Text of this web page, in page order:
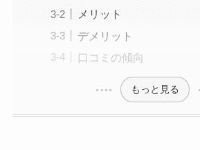
メリット
デメリット
口コミの傾向
もっと見る